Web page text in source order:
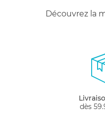
Découvrez la
dès